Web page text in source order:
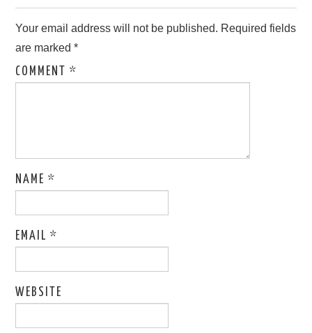
Your email address will not be published. Required fields
are marked*
COMMENT*
NAME*
EMAIL*
WEBSITE